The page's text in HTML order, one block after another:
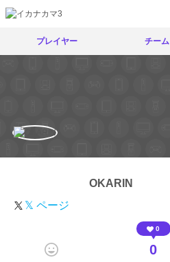
プレイヤー チーム
OKARIN
𝕏 ページ
0
0